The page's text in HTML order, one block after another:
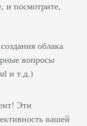
и посмотрите,
облака
вопросы
и т.д.)
Эти
вашей